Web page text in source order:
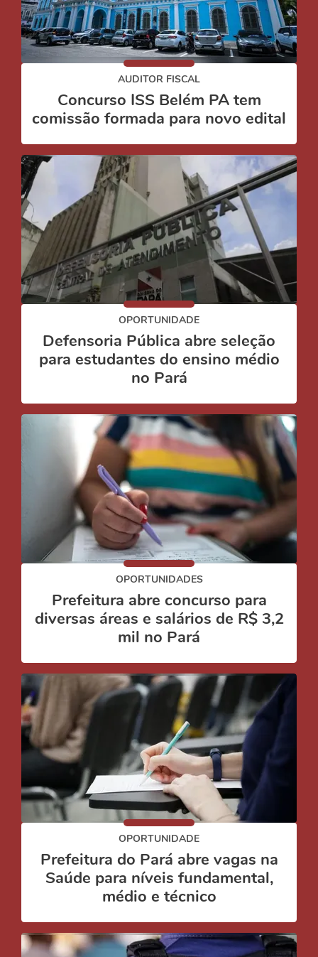
AUDITOR FISCAL
Concurso ISS Belém PA tem
comissão formada para novo edital
OPORTUNIDADE
Defensoria Pública abre seleção
para estudantes do ensino médio
no Pará
OPORTUNIDADES
Prefeitura abre concurso para
diversas áreas e salários de R$ 3,2
mil no Pará
OPORTUNIDADE
Prefeitura do Pará abre vagas na
Saúde para níveis fundamental,
médio e técnico